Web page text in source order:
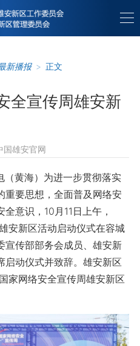
新播报 > 正文
全宣传周雄安新
国雄安官网
黄海）为进一步贯彻落实
重要思想，全面普及网络安
意识，10月11日上午，
安新区活动启动仪式在容城
宣传部部务会成员、雄安新
启动仪式并致辞。雄安新区
家网络安全宣传周雄安新区